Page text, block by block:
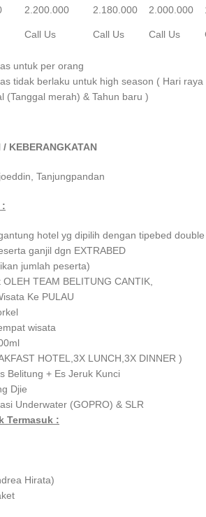
2.200.000 2.180.000 2.000.000
Call Us Call Us Call Us
untuk per orang
tidak berlaku untuk high season ( Hari raya
(Tanggal merah) & Tahun baru )
KEBERANGKATAN
Tanjungpandan
:
hotel yg dipilih dengan tipebed double
ganjil dgn EXTRABED
jumlah peserta)
TEAM BELITUNG CANTIK,
Ke PULAU
wisata
HOTEL,3X LUNCH,3X DINNER )
Belitung + Es Jeruk Kunci
Djie
Underwater (GOPRO) & SLR
Termasuk :
Hirata)